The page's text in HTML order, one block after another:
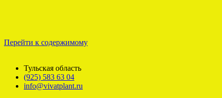
Перейти к содержимому
Тульская область
(925) 583 63 04
info@vivatplant.ru